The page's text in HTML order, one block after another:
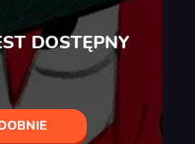
DOSTĘPNY